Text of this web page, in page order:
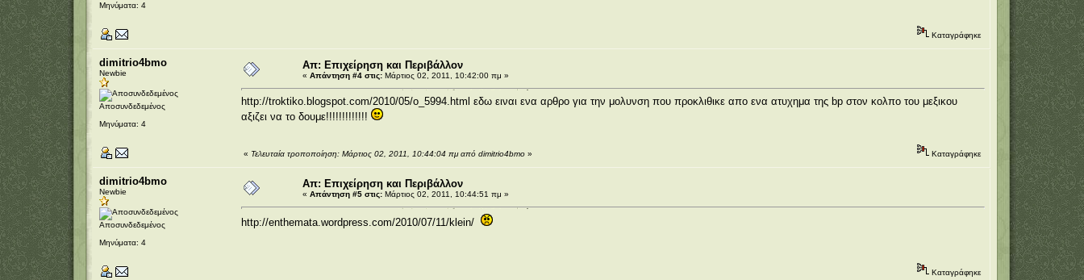
Μηνύματα: 4
Καταγράφηκε
dimitrio4bmo
Newbie
Αποσυνδεδεμένος
Μηνύματα: 4
Απ: Επιχείρηση και Περιβάλλον
« Απάντηση #4 στις:Μάρτιος 02, 2011, 10:42:00 πμ »
http://troktiko.blogspot.com/2010/05/o_5994.html εδω ειναι ενα αρθρο για την μολυνση που προκλιθικε απο ενα ατυχημα της bp στον κολπο του μεξικου
αξιζει να το δουμε!!!!!!!!!!!!!
« Τελευταία τροποποίηση: Μάρτιος 02, 2011, 10:44:04 πμ από dimitrio4bmo» Καταγράφηκε
dimitrio4bmo
Newbie
Αποσυνδεδεμένος
Μηνύματα: 4
Απ: Επιχείρηση και Περιβάλλον
« Απάντηση #5 στις:Μάρτιος 02, 2011, 10:44:51 πμ »
http://enthemata.wordpress.com/2010/07/11/klein/
Καταγράφηκε